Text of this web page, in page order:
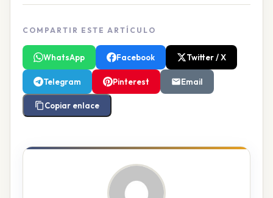
COMPARTIR ESTE ARTÍCULO
WhatsApp Facebook Twitter / X
Telegram Pinterest Email
Copiar enlace